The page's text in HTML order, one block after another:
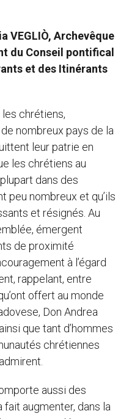
VEGLIÒ, Archevêque
du Conseil pontifical
et des Itinérants
chrétiens,
nombreux pays de la
leur patrie en
les chrétiens au
dans des
peu nombreux et qu’ils
et résignés. Au
émergent
de proximité
à l’égard
rappelant, entre
offert au monde
Don Andrea
que tant d’hommes
chrétiennes
aussi des
augmenter, dans la